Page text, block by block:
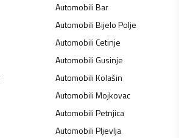
AutomobiliBar
AutomobiliBijelo Polje
AutomobiliCetinje
AutomobiliGusinje
AutomobiliKolašin
AutomobiliMojkovac
AutomobiliPetnjica
AutomobiliPljevlja